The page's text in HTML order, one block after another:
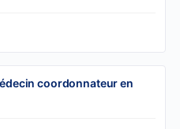
coordonnateur en